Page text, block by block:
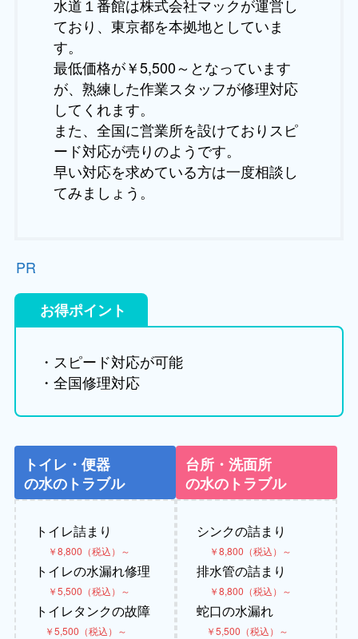
水道１番館は株式会社マックが運営し
ており、東京都を本拠地としていま
す。
最低価格が￥5,500～となっています
が、熟練した作業スタッフが修理対応
してくれます。
また、全国に営業所を設けておりスピ
ード対応が売りのようです。
早い対応を求めている方は一度相談し
てみましょう。
PR
お得ポイント
・スピード対応が可能
・全国修理対応
トイレ・便器
の水のトラブル
トイレ詰まり
￥8,800（税込）～
トイレの水漏れ修理
￥5,500（税込）～
トイレタンクの故障
￥5,500（税込）～
台所・洗面所
の水のトラブル
シンクの詰まり
￥8,800（税込）～
排水管の詰まり
￥8,800（税込）～
蛇口の水漏れ
￥5,500（税込）～